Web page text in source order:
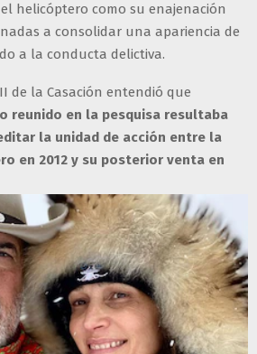
helicóptero como su enajenación
a consolidar una apariencia de
a la conducta delictiva.
de la Casación entendió que
reunido en la pesquisa resultaba
la unidad de acción entre la
en 2012 y su posterior venta en